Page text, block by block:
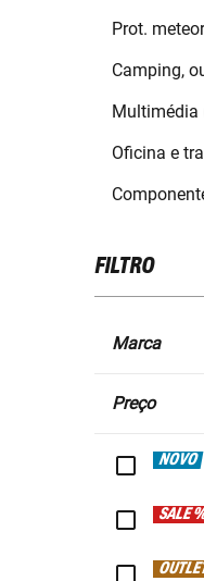
Prot.
Camping,
Multimédia
Oficina e
FILTRO
Marca
Preço
NOVO
SALE